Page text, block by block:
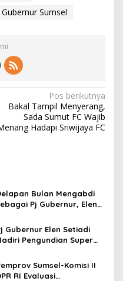
Gubernur Sumsel
Pos berikutnya
Bakal Tampil Menyerang,
Sada Sumut FC Wajib
Hadapi Sriwijaya FC
Bulan Mengabdi
Pj Gubernur, Elen
ASN Pemprov Sumsel
Gubernur Elen Setiadi
Pengundian Super
Beruntung
Rp 550 Juta?
Sumsel-Komisi II
RI Evaluasi